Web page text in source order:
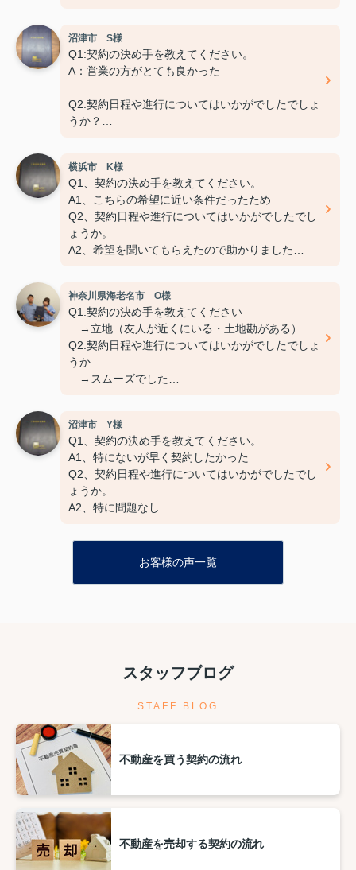
おきかせください。
→特になし
沼津市 S様
Q1:契約の決め手を教えてください。
A：営業の方がとても良かった
Q2:契約日程や進行についてはいかがでしたでしょ
うか？
Q3:担当スタッフの対応についてや、その他ご意
見・ご感想などがございましたらお聞かせくださ
い。
A:素晴らしい １００点
横浜市 K様
Q1、契約の決め手を教えてください。
A1、こちらの希望に近い条件だったため
Q2、契約日程や進行についてはいかがでしたでし
ょうか。
A2、希望を聞いてもらえたので助かりました
A3 親切な対応で、安心してお任せ出来ました
ありがとうございました
神奈川県海老名市 O様
Q1.契約の決め手を教えてください
→立地（友人が近くにいる・土地勘がある）
Q2.契約日程や進行についてはいかがでしたでしょ
うか
→スムーズでした
ございましたらお聞かせください
→対応は良好でした。
沼津市 Y様
Q1、契約の決め手を教えてください。
A1、特にないが早く契約したかった
Q2、契約日程や進行についてはいかがでしたでし
ょうか。
A2、特に問題なし
見・ご感想をお聞かせください。
A3 媒介契約からの時間が長く、、、気持ち的に
お客様の声一覧
スタッフブログ
STAFF BLOG
不動産を買う契約の流れ
不動産を売却する契約の流れ